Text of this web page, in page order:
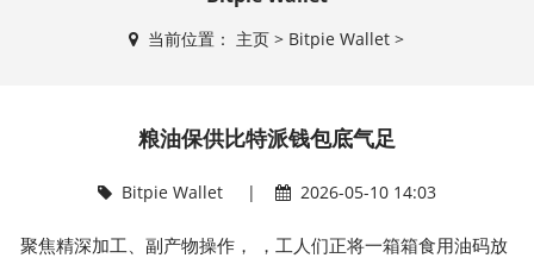
当前位置： 主页 > Bitpie Wallet >
粮油保供比特派钱包底气足
Bitpie Wallet| 2026-05-10 14:03
聚焦精深加工、副产物操作， ，工人们正将一箱箱食用油码放